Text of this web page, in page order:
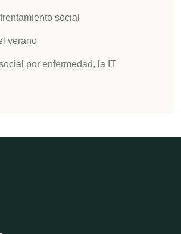
social
verano
por enfermedad, la IT